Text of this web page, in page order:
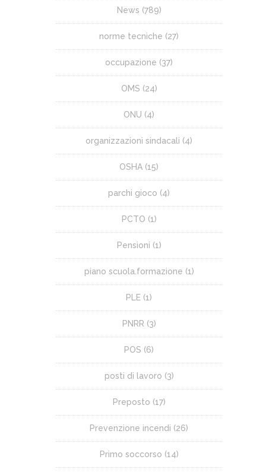
News (789)
norme tecniche (27)
occupazione (37)
OMS (24)
ONU (4)
organizzazioni sindacali (4)
OSHA (15)
parchi gioco (4)
PCTO (1)
Pensioni (1)
piano scuola.formazione (1)
PLE (1)
PNRR (3)
POS (6)
posti di lavoro (3)
Preposto (17)
Prevenzione incendi (26)
Primo soccorso (14)